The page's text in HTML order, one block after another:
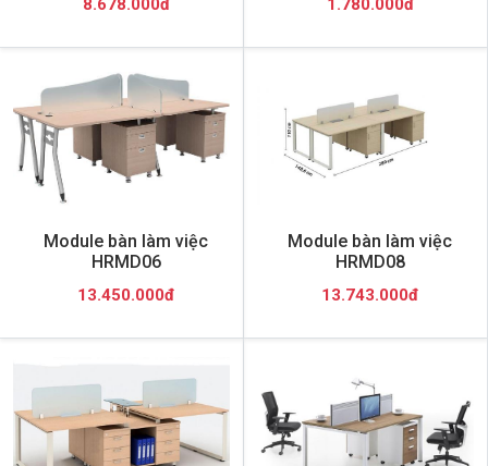
8.678.000đ 1.780.000đ
Module bàn làm việc
HRMD06
13.450.000đ
Module bàn làm việc
HRMD08
13.743.000đ